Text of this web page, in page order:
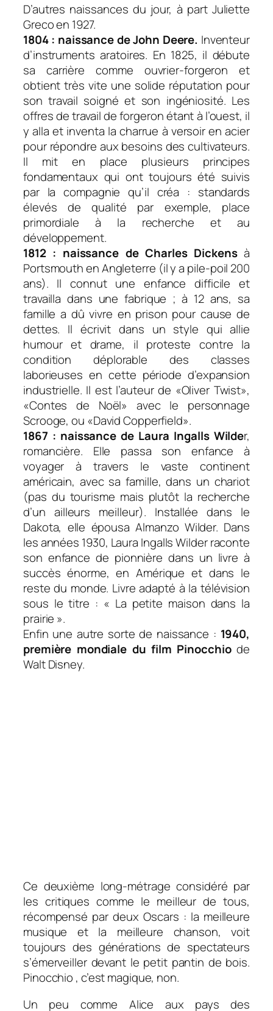
D’autres naissances du jour, à part Juliette
Greco en 1927.
1804 : naissance de John Deere. Inventeur
d’instruments aratoires. En 1825, il débute
sa carrière comme ouvrier-forgeron et
obtient très vite une solide réputation pour
son travail soigné et son ingéniosité. Les
offres de travail de forgeron étant à l’ouest, il
y alla et inventa la charrue à versoir en acier
pour répondre aux besoins des cultivateurs.
Il mit en place plusieurs principes
fondamentaux qui ont toujours été suivis
par la compagnie qu’il créa : standards
élevés de qualité par exemple, place
primordiale à la recherche et au
développement.
1812 : naissance de Charles Dickensà
Portsmouth en Angleterre (il y a pile-poil 200
ans). Il connut une enfance difficile et
travailla dans une fabrique ; à 12 ans, sa
famille a dû vivre en prison pour cause de
dettes. Il écrivit dans un style qui allie
humour et drame, il proteste contre la
condition déplorable des classes
laborieuses en cette période d’expansion
industrielle. Il est l’auteur de «Oliver Twist»,
«Contes de Noël» avec le personnage
Scrooge, ou «David Copperfield».
1867 : naissance de Laura Ingalls Wilder,
romancière. Elle passa son enfance à
voyager à travers le vaste continent
américain, avec sa famille, dans un chariot
(pas du tourisme mais plutôt la recherche
d’un ailleurs meilleur). Installée dans le
Dakota, elle épousa Almanzo Wilder. Dans
les années 1930, Laura Ingalls Wilder raconte
son enfance de pionnière dans un livre à
succès énorme, en Amérique et dans le
reste du monde. Livre adapté à la télévision
sous le titre : « La petite maison dans la
prairie ».
Enfin une autre sorte de naissance : 1940,
première mondiale du film Pinocchiode
Walt Disney.
Ce deuxième long-métrage considéré par
les critiques comme le meilleur de tous,
récompensé par deux Oscars : la meilleure
musique et la meilleure chanson, voit
toujours des générations de spectateurs
s’émerveiller devant le petit pantin de bois.
Pinocchio , c’est magique, non.
Un peu comme Alice aux pays des